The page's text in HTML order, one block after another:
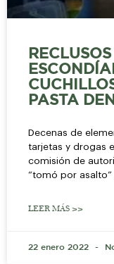
PASTA
Decenas de
tarjetas y drogas
comisión de
“tomó por asalto”
LEER MÁS >>
22 enero 2022